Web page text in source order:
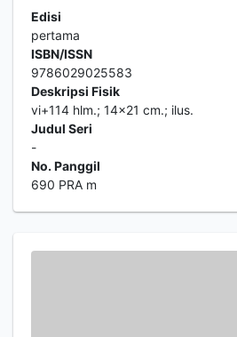
Edisi
pertama
ISBN/ISSN
9786029025583
Deskripsi Fisik
vi+114 hlm.; 14x21 cm.; ilus.
Judul Seri
-
No. Panggil
690 PRA m